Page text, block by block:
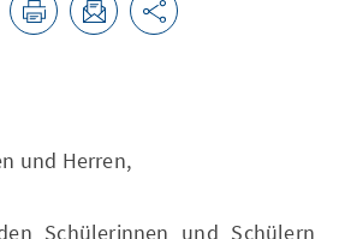
und Herren,
Schülerinnen und Schülern